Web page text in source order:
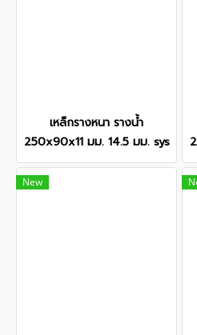
เหล็กรางหนา รางน้ำ
250x90x11 มม. 14.5 มม. sys
New